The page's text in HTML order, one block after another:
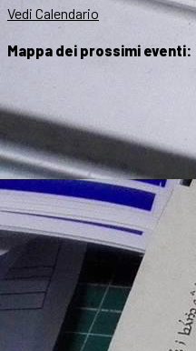
Vedi Calendario
Mappa dei prossimi eventi: